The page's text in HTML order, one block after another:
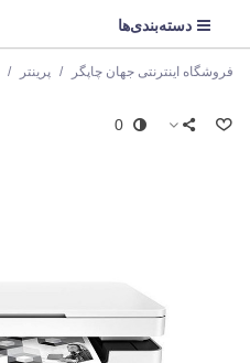
دسته‌بندی‌ها
فروشگاه اینترنتی جهان چاپگر / پرینتر /
0